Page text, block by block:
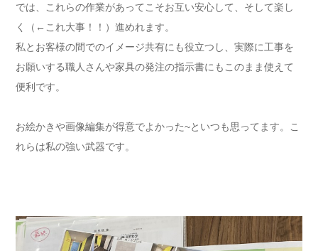
では、これらの作業があってこそお互い安心して、そして楽し
く（←これ大事！！）進めれます。
私とお客様の間でのイメージ共有にも役立つし、実際に工事を
お願いする職人さんや家具の発注の指示書にもこのまま使えて
便利です。
お絵かきや画像編集が得意でよかった~といつも思ってます。こ
れらは私の強い武器です。